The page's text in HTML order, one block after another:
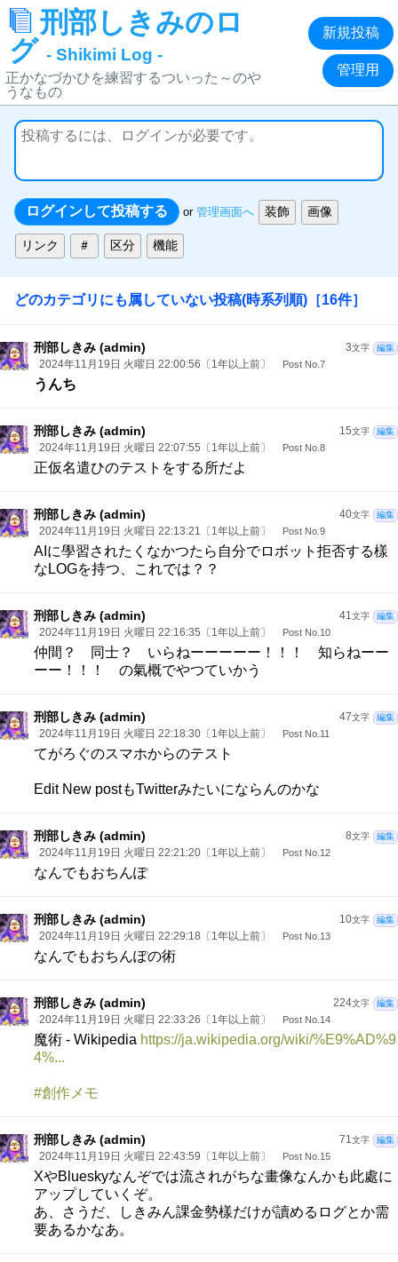
刑部しきみのロ
グ - Shikimi Log -
正かなづかひを練習するついった～のや
うなもの
新規投稿
管理用
or 管理画面へ
どのカテゴリにも属していない投稿(時系列順) ［16件］
3文字 編集
刑部しきみ (admin)
2024年11月19日 火曜日 22:00:56〔1年以上前〕 Post No.7
うんち
15文字 編集
刑部しきみ (admin)
2024年11月19日 火曜日 22:07:55〔1年以上前〕 Post No.8
正仮名遣ひのテストをする所だよ
40文字 編集
刑部しきみ (admin)
2024年11月19日 火曜日 22:13:21〔1年以上前〕 Post No.9
AIに學習されたくなかつたら自分でロボット拒否する樣
なLOGを持つ、これでは？？
41 文字 編集
刑部しきみ (admin)
2024年11月19日 火曜日 22:16:35〔1年以上前〕 Post No.10
仲間？ 同士？ いらねーーーーー！！！ 知らねーー
ーー！！！ の氣概でやつていかう
47文字 編集
刑部しきみ (admin)
2024年11月19日 火曜日 22:18:30〔1年以上前〕 Post No.11
てがろぐのスマホからのテスト
Edit New postもTwitterみたいにならんのかな
8文字 編集
刑部しきみ (admin)
2024年11月19日 火曜日 22:21:20〔1年以上前〕 Post No.12
なんでもおちんぽ
10文字 編集
刑部しきみ (admin)
2024年11月19日 火曜日 22:29:18〔1年以上前〕 Post No.13
なんでもおちんぽの術
224文字 編集
刑部しきみ (admin)
2024年11月19日 火曜日 22:33:26〔1年以上前〕 Post No.14
魔術 - Wikipedia https://ja.wikipedia.org/wiki/%E9%AD%9
4%...
#創作メモ
71 文字 編集
刑部しきみ (admin)
2024年11月19日 火曜日 22:43:59〔1年以上前〕 Post No.15
XやBlueskyなんぞでは流されがちな畫像なんかも此處に
アップしていくぞ。
あ、さうだ、しきみん課金勢樣だけが讀めるログとか需
要あるかなあ。